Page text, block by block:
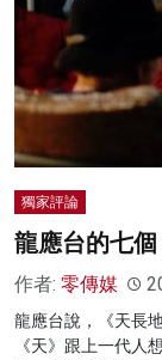
獨家評論
龍應台的七
作者: 零傳媒
龍應台說，《天長
《天》跟上一代人